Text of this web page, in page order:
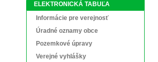
ELEKTRONICKÁ TABUĽA
Informácie pre verejnosť
Úradné oznamy obce
Pozemkové úpravy
Verejné vyhlášky